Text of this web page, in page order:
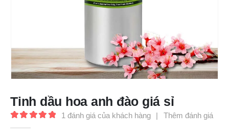
Tinh dầu hoa anh đào giá sỉ
5.00
1 đánh giá của khách hàng Thêm đánh giá